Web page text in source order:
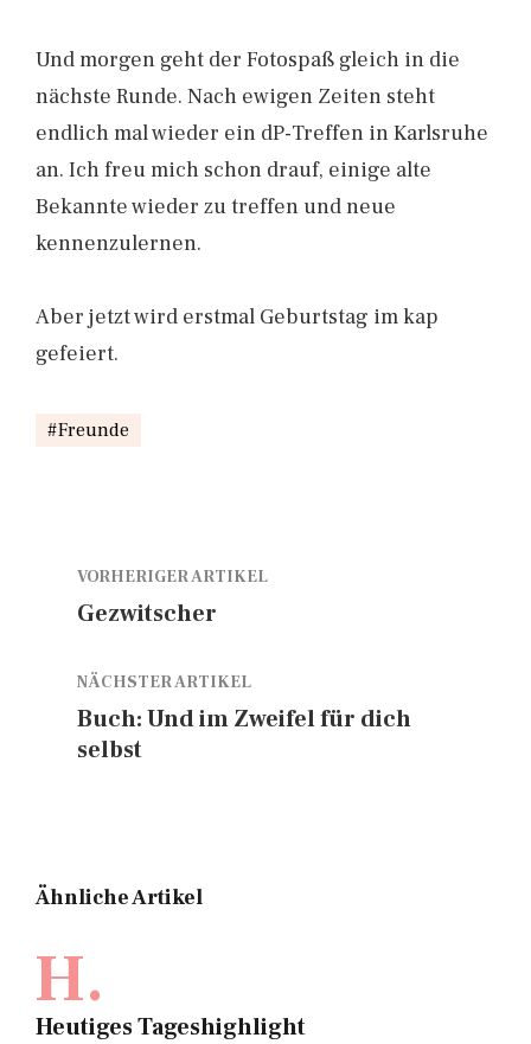
Und morgen geht der Fotospaß gleich in die
nächste Runde. Nach ewigen Zeiten steht
endlich mal wieder ein dP-Treffen in Karlsruhe
an. Ich freu mich schon drauf, einige alte
Bekannte wieder zu treffen und neue
kennenzulernen.
Aber jetzt wird erstmal Geburtstag im kap
gefeiert.
Freunde
VORHERIGER ARTIKEL
Gezwitscher
NÄCHSTER ARTIKEL
Buch: Und im Zweifel für dich
selbst
Ähnliche Artikel
H.
Heutiges Tageshighlight